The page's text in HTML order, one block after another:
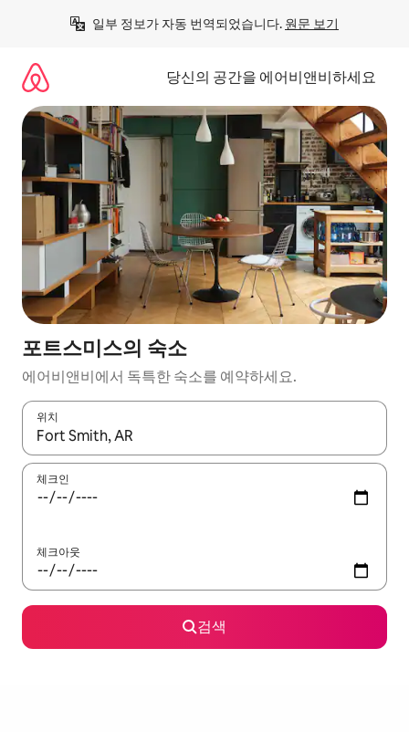
일부 정보가 자동 번역되었습니다. 원문 보기
당신의 공간을 에어비앤비하세요
포트스미스의 숙소
에어비앤비에서 독특한 숙소를 예약하세요.
위치
결과가 나오면 위·아래 화살표 키를 사용하거나 터치 또는 스와이
체크인
체크아웃
검색